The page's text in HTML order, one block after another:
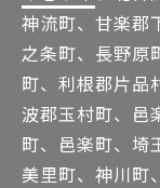
神流町、甘楽郡
之条町、長野原
町、利根郡片品
波郡玉村町、邑
町、邑楽町、埼
美里町、神川町